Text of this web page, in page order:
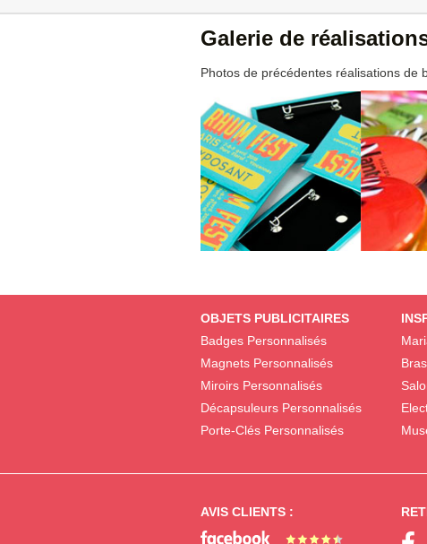
Galerie de
Photos de précédentes réalisations de
OBJETS PUBLICITAIRES
Badges Personnalisés
Magnets Personnalisés
Miroirs Personnalisés
Décapsuleurs Personnalisés
Porte-Clés Personnalisés
AVIS CLIENTS :